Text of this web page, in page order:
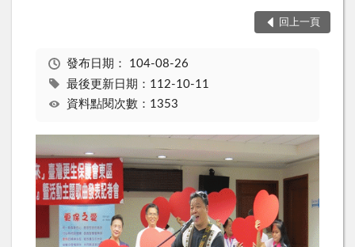
回上一頁
發布日期： 104-08-26
最後更新日期：112-10-11
資料點閱次數：1353